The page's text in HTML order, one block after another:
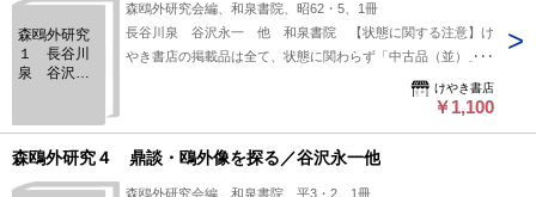
良好とお考え下さい。:
森鴎外研究
１ 長谷川
泉 谷沢永
森鴎外研究会編、和泉書院、昭62・5、1冊
長谷川泉 谷沢永一 他 和泉書院 【状態に関する注意】け
やき書店の掲載品は全て、状態に関わらず「中古品（並）」と
表示されています。「日本の古本屋」は６段階の「状態」表記
が必須となりましたが、当店の扱う商品の特質上、状態の簡易
（並）」という表現は考慮にいれないで下さい。痛みなどの瑕
けやき書店
￥1,100
森鴎外研究４ 鼎談・鴎外像を探る／谷沢永一他
森鴎外研究会編、和泉書院、平3・2、1冊